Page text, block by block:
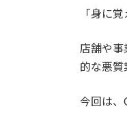
「身に
店舗や
的な悪質
今回は、